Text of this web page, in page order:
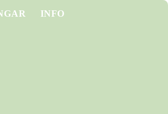
INFO